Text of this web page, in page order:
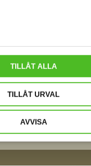
TILLÅT ALLA
TILLÅT URVAL
AVVISA
till att motta digital
Policy o
SKICKA